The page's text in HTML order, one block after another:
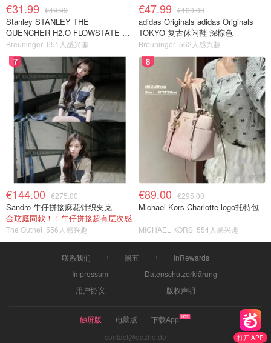
打开 APP
€31.99 €49.99
Stanley STANLEY THE
QUENCHER H2.O FLOWSTATE 保
温杯 1.18L 黑色
Breuninger 651人感兴趣
€47.99 €100.00
adidas Originals adidas Originals
TOKYO 复古休闲鞋 深棕色
Breuninger 562人感兴趣
7
€144.00 €275.00
Sandro 牛仔拼接麻花针织夹克
金玟庭同款！！牛仔拼接超有层次感
The Outnet 556人感兴趣
8
€89.00 €295.00
Michael Kors Charlotte logo托特包
MICHAEL KORS 554人感兴趣
联系我们 黑五
InRewards
Impressum
Datenschutzerklärung
用户协议
版权声明
触屏版 电脑版
下载App
contact@dazhe.de